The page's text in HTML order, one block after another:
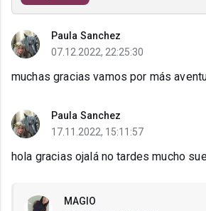
Paula Sanchez
07.12.2022, 22:25:30
muchas gracias vamos por más
Paula Sanchez
17.11.2022, 15:11:57
hola gracias ojalá no tardes mucho
MAGIO